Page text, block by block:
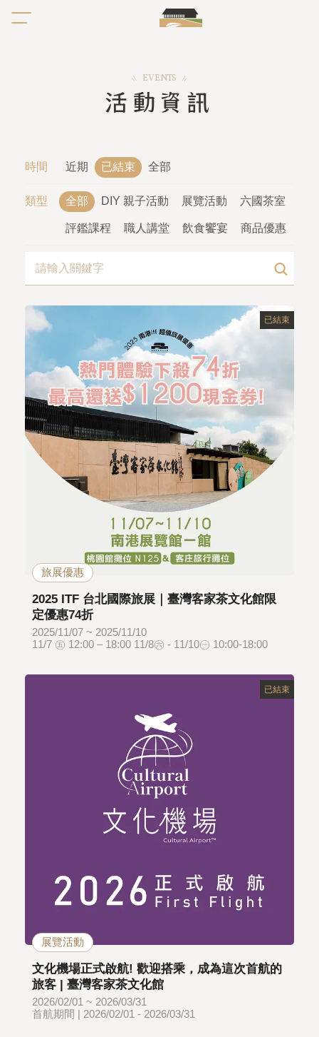
EVENTS
活動資訊
時間 近期 已結束 全部
類型 全部 DIY 親子活動 展覽活動 六國茶室
評鑑課程 職人講堂 飲食饗宴 商品優惠
已結束
旅展優惠
2025 ITF 台北國際旅展｜臺灣客家茶文化館限
定優惠74折
2025/11/07 ~ 2025/11/10
11/7 ㊄ 12:00 – 18:00 11/8㊅ - 11/10㊀ 10:00-18:00
已結束
展覽活動
文化機場正式啟航! 歡迎搭乘，成為這次首航的
旅客 | 臺灣客家茶文化館
2026/02/01 ~ 2026/03/31
首航期間 | 2026/02/01 - 2026/03/31